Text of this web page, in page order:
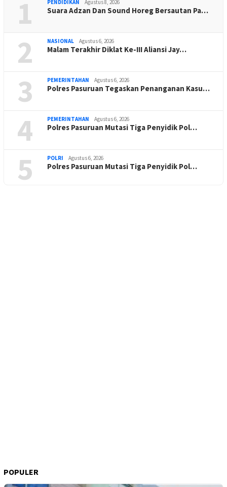
1 PENDIDIKAN Agustus 8, 2026
Suara Adzan Dan Sound Horeg Bersautan Pa…
2 NASIONAL Agustus 6, 2026
Malam Terakhir Diklat Ke-III Aliansi Jay…
3 PEMERINTAHAN Agustus 6, 2026
Polres Pasuruan Tegaskan Penanganan Kasu…
4 PEMERINTAHAN Agustus 6, 2026
Polres Pasuruan Mutasi Tiga Penyidik Pol…
5 POLRI Agustus 6, 2026
Polres Pasuruan Mutasi Tiga Penyidik Pol…
POPULER